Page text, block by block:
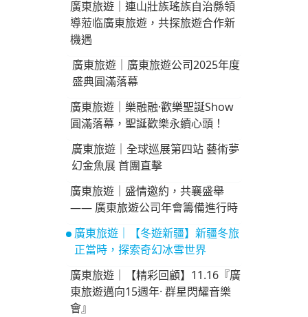
廣東旅遊｜連山壯族瑤族自治縣領
導蒞临廣東旅遊，共探旅遊合作新
機遇
廣東旅遊｜廣東旅遊公司2025年度
盛典圓滿落幕
廣東旅遊｜樂融融·歡樂聖誕Show
圓滿落幕，聖誕歡樂永續心頭！
廣東旅遊｜全球巡展第四站 藝術夢
幻金魚展 首團直擊
廣東旅遊｜盛情邀約，共襄盛舉
—— 廣東旅遊公司年會籌備進行時
廣東旅遊｜【冬遊新疆】新疆冬旅
正當時，探索奇幻冰雪世界
廣東旅遊｜【精彩回顧】11.16『廣
東旅遊邁向15週年· 群星閃耀音樂
會』